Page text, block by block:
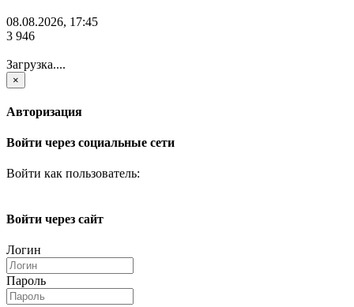
08.08.2026, 17:45
3 946
Загрузка....
×
Авторизация
Войти через социальные сети
Войти как пользователь:
Войти через сайт
Логин
Пароль